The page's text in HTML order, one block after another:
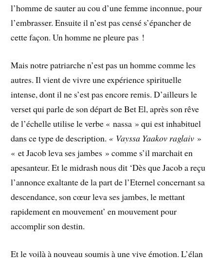
l’homme de sauter au cou d’une femme inconnue, pour
l’embrasser. Ensuite il n’est pas censé s’épancher de
cette façon. Un homme ne pleure pas !
Mais notre patriarche n’est pas un homme comme les
autres. Il vient de vivre une expérience spirituelle
intense, dont il ne s’est pas encore remis. D’ailleurs le
verset qui parle de son départ de Bet El, après son rêve
de l’échelle utilise le verbe « nassa » qui est inhabituel
dans ce type de description. « Vayssa Yaakov raglaiv »
« et Jacob leva ses jambes » comme s’il marchait en
apesanteur. Et le midrash nous dit ‘Dès que Jacob a reçu
l’annonce exaltante de la part de l’Eternel concernant sa
descendance, son cœur leva ses jambes, le mettant
rapidement en mouvement’ en mouvement pour
accomplir son destin.
Et le voilà à nouveau soumis à une vive émotion. L’élan